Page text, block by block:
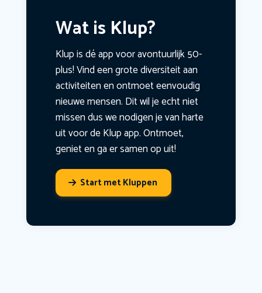
Wat is Klup?
Klup is dé app voor avontuurlijk 50-
plus! Vind een grote diversiteit aan
activiteiten en ontmoet eenvoudig
nieuwe mensen. Dit wil je echt niet
missen dus we nodigen je van harte
uit voor de Klup app. Ontmoet,
geniet en ga er samen op uit!
Start met Kluppen